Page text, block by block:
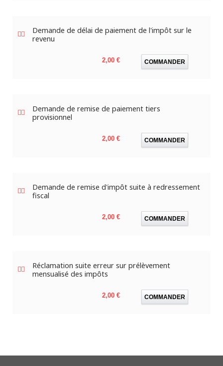
Demande de délai de paiement de l'impôt sur le
revenu
Prix
2,00 € COMMANDER
Demande de remise de paiement tiers
provisionnel
Prix
2,00 € COMMANDER
Demande de remise d'impôt suite à redressement
fiscal
Prix
2,00 € COMMANDER
Réclamation suite erreur sur prélèvement
mensualisé des impôts
Prix
2,00 € COMMANDER